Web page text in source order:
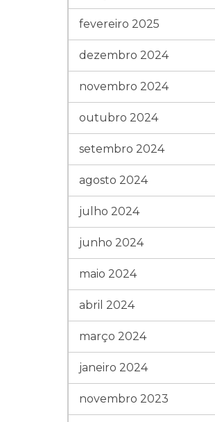
fevereiro 2025
dezembro 2024
novembro 2024
outubro 2024
setembro 2024
agosto 2024
julho 2024
junho 2024
maio 2024
abril 2024
março 2024
janeiro 2024
novembro 2023